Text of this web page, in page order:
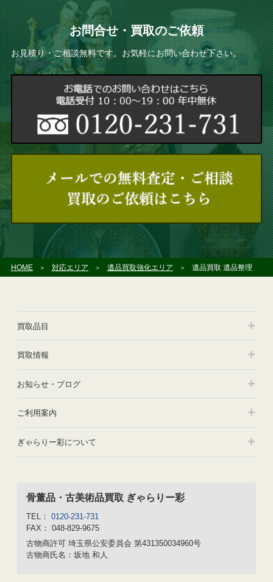
お問合せ・買取のご依頼
お見積り・ご相談無料です。お気軽にお問い合わせ下さい。
HOME 対応エリア 遺品買取強化エリア 遺品買取 遺品整理 柏市
買取品目
買取情報
お知らせ・ブログ
ご利用案内
ぎゃらりー彩について
骨董品・古美術品買取 ぎゃらりー彩
TEL： 0120-231-731
FAX： 048-829-9675
古物商許可 埼玉県公安委員会 第431350034960号
古物商氏名：坂地 和人